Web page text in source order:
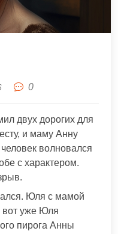
0
двух дорогих для
и маму Анну
волновался
с характером.
Юля с мамой
уже Юля
пирога Анны